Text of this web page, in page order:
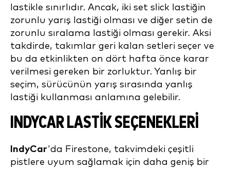
lastikle sınırlıdır. Ancak, iki set slick lastiğin
zorunlu yarış lastiği olması ve diğer setin de
zorunlu sıralama lastiği olması gerekir. Aksi
takdirde, takımlar geri kalan setleri seçer ve
bu da etkinlikten on dört hafta önce karar
verilmesi gereken bir zorluktur. Yanlış bir
seçim, sürücünün yarış sırasında yanlış
lastiği kullanması anlamına gelebilir.
INDYCAR LASTIK SEÇENEKLERI
IndyCar'da Firestone, takvimdeki çeşitli
pistlere uyum sağlamak için daha geniş bir